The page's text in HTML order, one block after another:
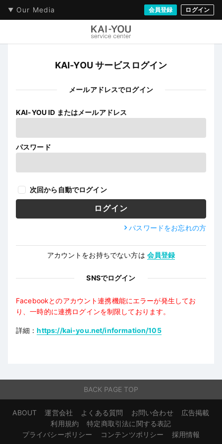
Our Media 会員登録 ログイン
KAI-YOU サービスログイン
メールアドレスでログイン
KAI-YOU ID またはメールアドレス
パスワード
次回から自動でログイン
パスワードをお忘れの方
アカウントをお持ちでない方は 会員登録
SNSでログイン
Facebookとのアカウント連携機能にエラーが発生してお
り、一時的に連携ログインを制限しております。
詳細：https://kai-you.net/information/105
BACK PAGE TOP
ABOUT 運営会社 よくある質問 お問い合わせ
広告掲載
利用規約
特定商取引法に関する表記
プライバシーポリシー
コンテンツポリシー 採用情報